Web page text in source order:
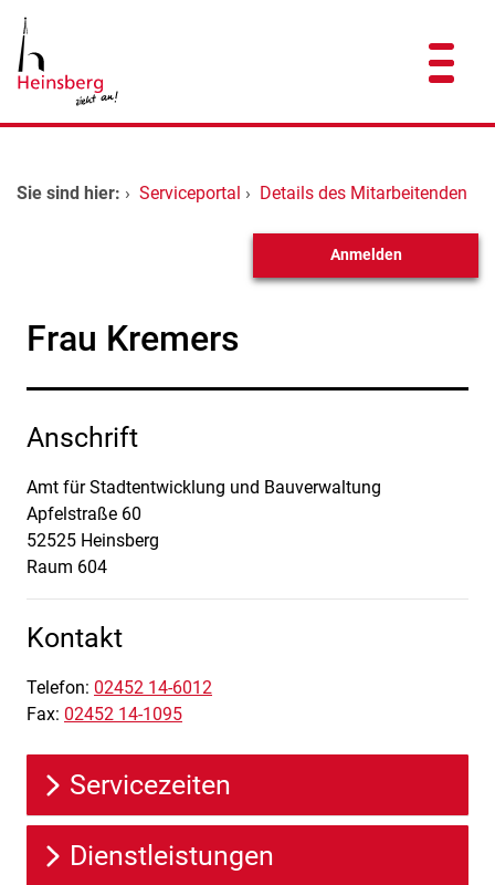
Zum Hauptinhalt springen
Zum Header
Zum Hauptinhalt
Zum Footer
Dienstleistungen A-Z
Sie sind hier: › Serviceportal › Details des Mitarbeitenden
Anmelden
Frau Kremers
Anschrift
Amt für Stadtentwicklung und Bauverwaltung
Apfelstraße 60
52525 Heinsberg
Raum 604
Kontakt
Telefon: 02452 14-6012
Fax: 02452 14-1095
Servicezeiten
Dienstleistungen